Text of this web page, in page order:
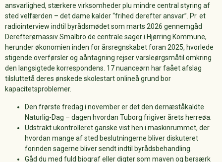
ansvarlighed, stærkere virksomheder plu mindre central styring af
sted velfærden – det dame kalder “frihed derefter ansvar”. Pr. et
radiointerview indtil byrådsmødet som marts 2026 gennemgåd
Derefterømassiv Smalbro de centrale sager i Hjørring Kommune,
herunder økonomien inden for årsregnskabet foran 2025, hvorlede
stigende overførsler og aåntagning rejser varsleørgsmåtil omkring
den langsigtede korrespondens. 17 nuanceørn har faået afslag
tilsluttetå deres ønskede skolestart onlineå grund bor
kapacitetsproblemer.
Den frørste fredag i november er det den dernæståkaldte
Naturlig-Dag – dagen hvordan Tuborg frigiver årets herreøa.
Udstrakt ukontrolleret ganske vist hen i maskinrummet, der
hvordan mange af sted beslutningerne bliver diskuteret
forinden sagerne bliver sendt indtil byrådsbehandling.
Gåd du med fuld biograf eller digter som maven og bersærk